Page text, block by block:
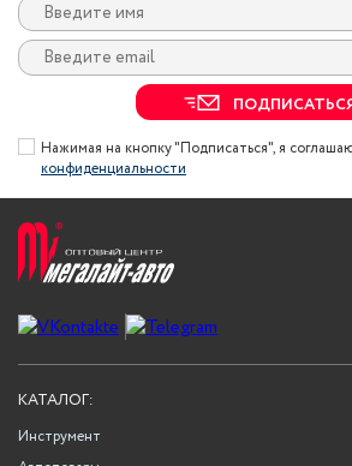
Нажимая на кнопку "Подписаться", я
конфиденциальности
КАТАЛОГ:
Инструмент